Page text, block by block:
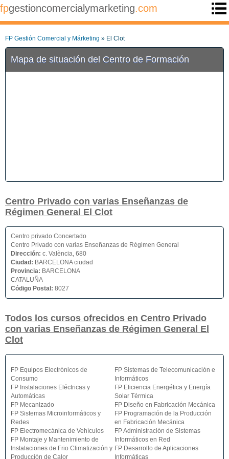
fpgestioncomercialymarketing.com
FP Gestión Comercial y Márketing » El Clot
Mapa de situación del Centro de Formación
Centro Privado con varias Enseñanzas de
Régimen General El Clot
Centro privado Concertado
Centro Privado con varias Enseñanzas de Régimen General
Dirección: c. València, 680
Ciudad: BARCELONA ciudad
Provincia: BARCELONA
CATALUÑA
Código Postal: 8027
Todos los cursos ofrecidos en Centro Privado
con varias Enseñanzas de Régimen General El
Clot
FP Equipos Electrónicos de
Consumo
FP Instalaciones Eléctricas y
Automáticas
FP Mecanizado
FP Sistemas Microinformáticos y
Redes
FP Electromecánica de Vehículos
FP Montaje y Mantenimiento de
Instalaciones de Frio Climatización y
Producción de Calor
FP Sistemas de Telecomunicación e
Informáticos
FP Eficiencia Energética y Energía
Solar Térmica
FP Diseño en Fabricación Mecánica
FP Programación de la Producción
en Fabricación Mecánica
FP Administración de Sistemas
Informáticos en Red
FP Desarrollo de Aplicaciones
Informáticas